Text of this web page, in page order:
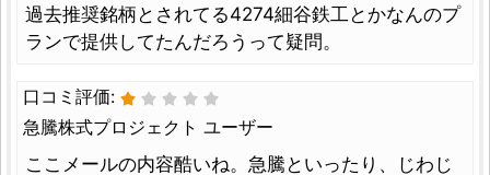
過去推奨銘柄とされてる4274細谷鉄工とかなんのプ
ランで提供してたんだろうって疑問。
口コミ評価:
急騰株式プロジェクト ユーザー
ここメールの内容酷いね。急騰といったり、じわじ